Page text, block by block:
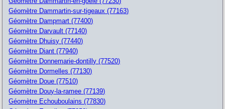
Géomètre Dammartin-sur-tigeaux (77163)
Géomètre Dampmart (77400)
Géomètre Darvault (77140)
Géomètre Dhuisy (77440)
Géomètre Diant (77940)
Géomètre Donnemarie-dontilly (77520)
Géomètre Dormelles (77130)
Géomètre Doue (77510)
Géomètre Douy-la-ramee (77139)
Géomètre Echouboulains (77830)